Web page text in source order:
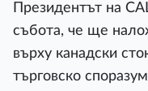
Президентът на
събота, че ще
върху канадски
търговско